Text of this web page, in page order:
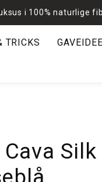
i 100% naturlige
TRICKS
Cava